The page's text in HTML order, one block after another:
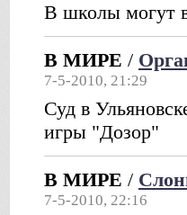
В школы могут
В МИРЕ /
7-5-2010, 21:29
Суд в
игры "Дозор"
В МИРЕ /
7-5-2010, 22:16